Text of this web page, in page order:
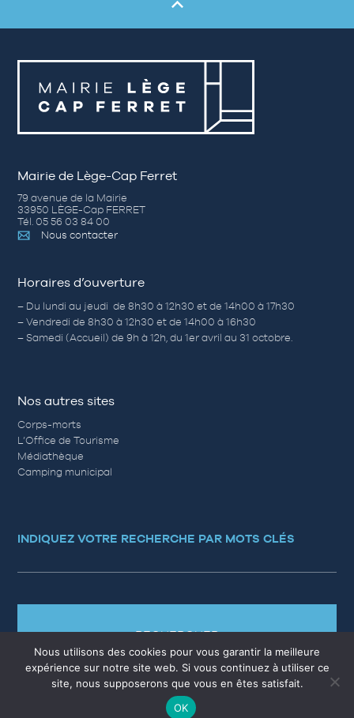
Mairie de Lège-Cap Ferret
79 avenue de la Mairie
33950 LÈGE-Cap FERRET
Tél. 05 56 03 84 00
Nous contacter
Horaires d’ouverture
– Du lundi au jeudi de 8h30 à 12h30 et de 14h00 à 17h30
– Vendredi de 8h30 à 12h30 et de 14h00 à 16h30
– Samedi (Accueil) de 9h à 12h, du 1er avril au 31 octobre.
Nos autres sites
Corps-morts
L’Office de Tourisme
Médiathèque
Camping municipal
INDIQUEZ VOTRE RECHERCHE PAR MOTS CLÉS
RECHERCHER
QUESTIONS RÉPONSES
Nous utilisons des cookies pour vous garantir la meilleure
expérience sur notre site web. Si vous continuez à utiliser ce
site, nous supposerons que vous en êtes satisfait.
OK